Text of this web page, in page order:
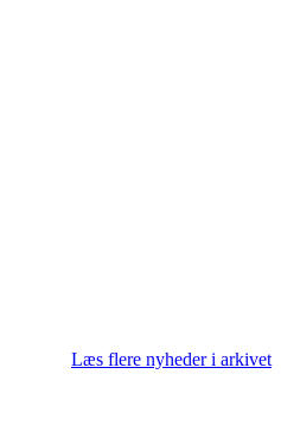
Læs flere nyheder i arkivet